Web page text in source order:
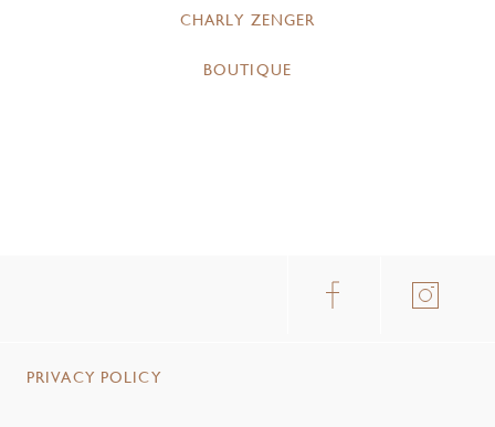
CHARLY ZENGER
BOUTIQUE
PRIVACY POLICY